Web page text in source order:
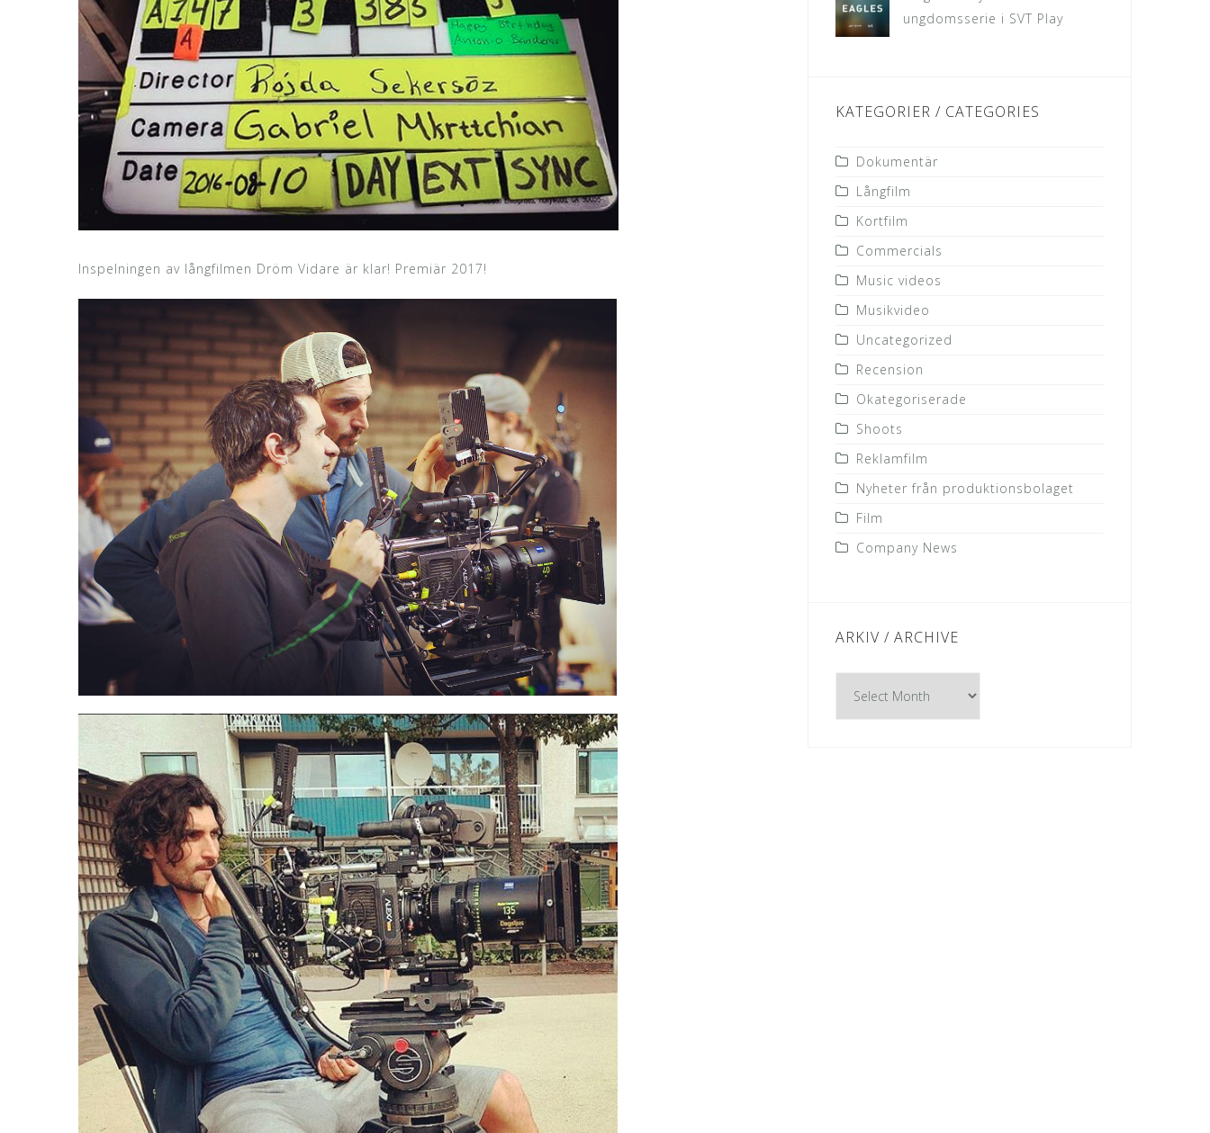
Inspelningen av långfilmen Dröm Vidare är klar! Premiär 2017!
ungdomsserie i SVT Play
KATEGORIER / CATEGORIES
Dokumentär
Långfilm
Kortfilm
Commercials
Music videos
Musikvideo
Uncategorized
Recension
Okategoriserade
Shoots
Reklamfilm
Nyheter från produktionsbolaget
Film
Company News
ARKIV / ARCHIVE